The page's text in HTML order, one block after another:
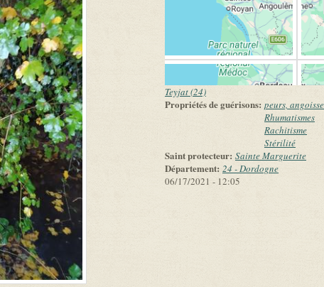
Teyjat (24)
Propriétés de guérisons: peurs,
Rhumatismes
Rachitisme
Stérilité
Saint protecteur: Sainte Marguerite
Département: 24 - Dordogne
06/17/2021 - 12:05